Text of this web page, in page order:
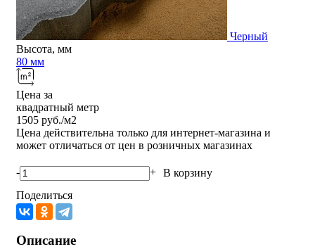
Черный
Высота, мм
80 мм
Цена за
квадратный метр
1505 руб./м2
Цена действительна только для интернет-магазина и
может отличаться от цен в розничных магазинах
- + В корзину
Поделиться
Описание